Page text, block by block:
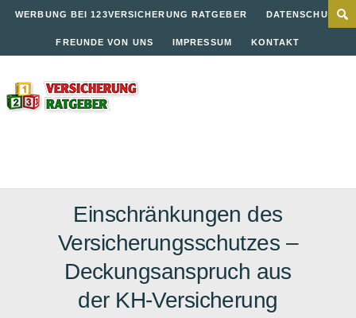
WERBUNG BEI 123VERSICHERUNG RATGEBER DATENSCHUTZ
FREUNDE VON UNS IMPRESSUM KONTAKT
Einschränkungen des
Versicherungsschutzes –
Deckungsanspruch aus
der KH-Versicherung